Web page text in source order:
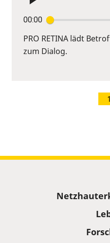
00:00
PRO RETINA lädt
zum Dialog.
1